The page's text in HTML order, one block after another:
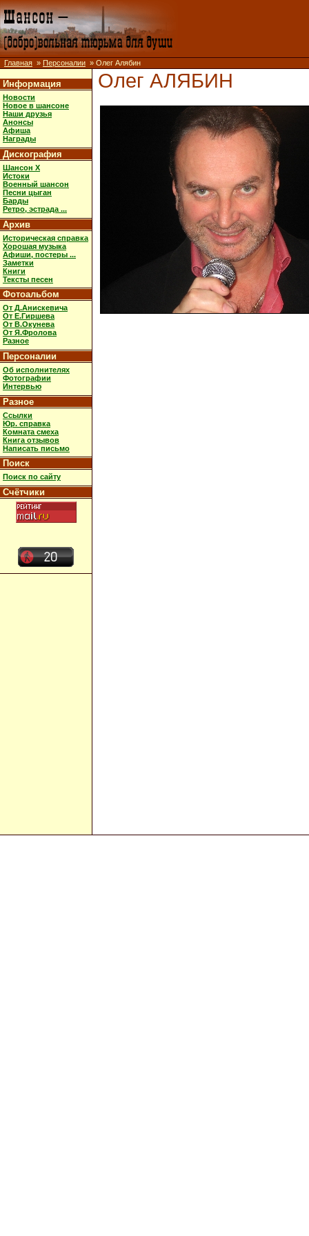
Главная » Персоналии » Олег Алябин
Информация
Новости
Новое в шансоне
Наши друзья
Анонсы
Афиша
Награды
Дискография
Шансон X
Истоки
Военный шансон
Песни цыган
Барды
Ретро, эстрада ...
Архив
Историческая справка
Хорошая музыка
Афиши, постеры ...
Заметки
Книги
Тексты песен
Фотоальбом
От Д.Анискевича
От Е.Гиршева
От В.Окунева
От Я.Фролова
Разное
Персоналии
Об исполнителях
Фотографии
Интервью
Разное
Ссылки
Юр. справка
Комната смеха
Книга отзывов
Написать письмо
Поиск
Поиск по сайту
Счётчики
Олег АЛЯБИН